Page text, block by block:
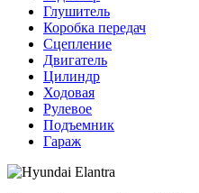
Глушитель
Коробка передач
Сцепление
Двигатель
Цилиндр
Ходовая
Рулевое
Подъемник
Гараж